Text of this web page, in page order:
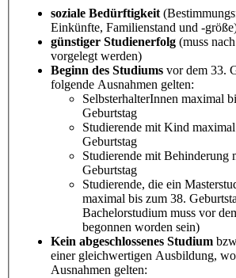
soziale Bedürftigkeit
Einkünfte, Familienstand und -
günstiger Studienerfolg (muss
vorgelegt werden)
Beginn des Studiums vor dem 33.
folgende Ausnahmen gelten:
SelbsterhalterInnen maximal
Geburtstag
Studierende mit Kind
Geburtstag
Studierende mit Behinderung
Geburtstag
Studierende, die ein
maximal bis zum 38.
Bachelorstudium muss vor
begonnen worden sein)
Kein abgeschlossenes Studium
einer gleichwertigen Ausbildung,
Ausnahmen gelten: